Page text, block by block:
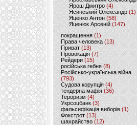
Ярош Дмитро (4)
Ясинський Олександр (1)
Яценко Антон(58)
Яценюк Арсеній (147)
покращення (1)
Права человека(13)
Приват (13)
Провокація (7)
Рейдери (15)
російська гебня (8)
Російсько-українська війна
(793)
Судова корупція (4)
тендерна мафія (36)
Тероризм (4)
Укрсоцбанк (3)
фальсифікація виборів (1)
Фокстрот(13)
шахрайство (12)